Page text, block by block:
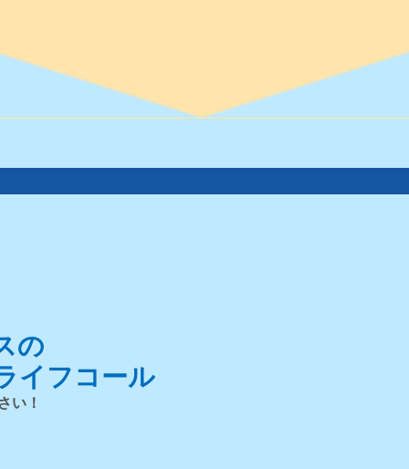
の
イフコール
い！